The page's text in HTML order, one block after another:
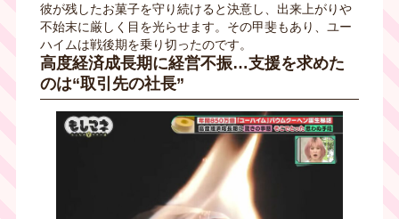
彼が残したお菓子を守り続けると決意し、出来上がりや
不始末に厳しく目を光らせます。その甲斐もあり、ユー
ハイムは戦後期を乗り切ったのです。
高度経済成長期に経営不振…支援を求めた
のは“取引先の社長”